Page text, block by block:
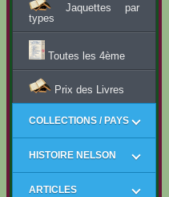
Jaquettes par
types
Toutes les 4ème
Prix des Livres
COLLECTIONS / PAYS
HISTOIRE NELSON
ARTICLES